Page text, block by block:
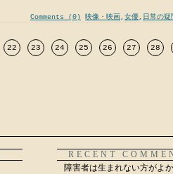
Comments (0) 映像・映画 ,女優, 日常の疑
22 23 24 25 26 27 28
RECENT
障害者は生まれない方がよ